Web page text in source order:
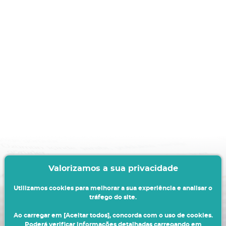
Valorizamos a sua privacidade
Utilizamos cookies para melhorar a sua experiência e analisar o
tráfego do site.
Ao carregar em [Aceitar todos], concorda com o uso de cookies.
Poderá verificar informações detalhadas carregando em